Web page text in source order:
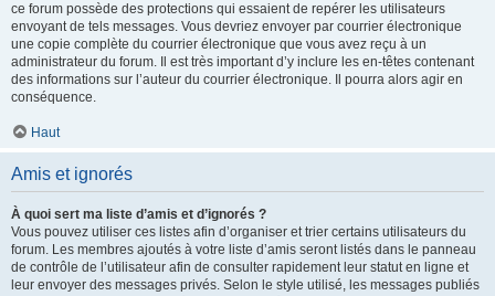
ce forum possède des protections qui essaient de repérer les utilisateurs
envoyant de tels messages. Vous devriez envoyer par courrier électronique
une copie complète du courrier électronique que vous avez reçu à un
administrateur du forum. Il est très important d’y inclure les en-têtes contenant
des informations sur l’auteur du courrier électronique. Il pourra alors agir en
conséquence.
Haut
Amis et ignorés
À quoi sert ma liste d’amis et d’ignorés ?
Vous pouvez utiliser ces listes afin d’organiser et trier certains utilisateurs du
forum. Les membres ajoutés à votre liste d’amis seront listés dans le panneau
de contrôle de l’utilisateur afin de consulter rapidement leur statut en ligne et
leur envoyer des messages privés. Selon le style utilisé, les messages publiés